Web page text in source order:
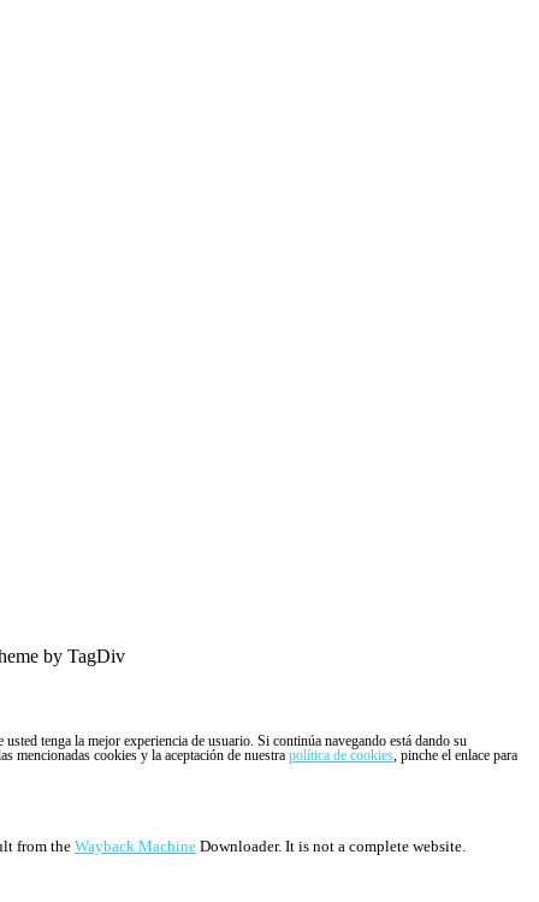
by TagDiv
tenga la mejor experiencia de usuario. Si continúa navegando está dando su
mencionadas cookies y la aceptación de nuestra política de cookies, pinche el enlace para
from the Wayback Machine Downloader. It is not a complete website.